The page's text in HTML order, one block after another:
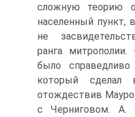
сложную теорию
населенный пункт,
не
ранга митрополии.
было
который сделал
отождествив
с Черниговом. А.